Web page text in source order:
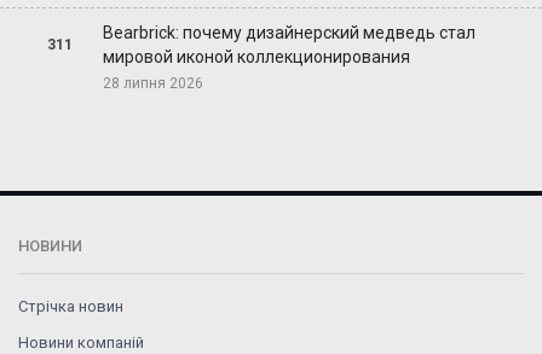
311
Bearbrick: почему дизайнерский медведь стал
мировой иконой коллекционирования
28 липня 2026
НОВИНИ
Стрічка новин
Новини компаній